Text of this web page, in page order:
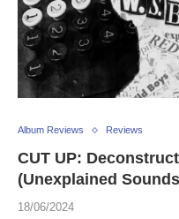
Album Reviews Reviews
CUT UP:
(Unexplained
18/06/2024